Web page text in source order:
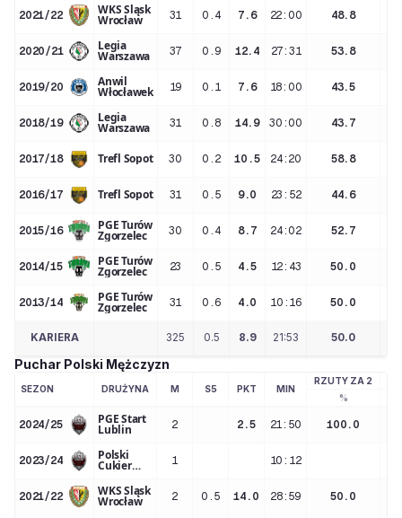
2021/22 WKS Śląsk
Wrocław 31 0.4 7.6 22:00 48.8
2020/21 Legia
Warszawa 37 0.9 12.4 27:31 53.8
2019/20 Anwil
Włocławek 19 0.1 7.6 18:00 43.5
2018/19 Legia
Warszawa 31 0.8 14.9 30:00 43.7
2017/18 Trefl Sopot 30 0.2 10.5 24:20 58.8
2016/17 Trefl Sopot 31 0.5 9.0 23:52 44.6
2015/16 PGE Turów
Zgorzelec 30 0.4 8.7 24:02 52.7
2014/15 PGE Turów
Zgorzelec 23 0.5 4.5 12:43 50.0
2013/14 PGE Turów
Zgorzelec 31 0.6 4.0 10:16 50.0
KARIERA 325 0.5 8.9 21:53 50.0
Puchar Polski Mężczyzn
SEZON DRUŻYNA M S5 PKT MIN
RZUTY ZA 2
%
2024/25 PGE Start
Lublin 2 2.5 21:50 100.0
2023/24 Polski
Cukier
Lublin
1 10:12
2021/22 WKS Śląsk
Wrocław 2 0.5 14.0 28:59 50.0